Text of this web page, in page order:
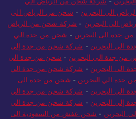
الى البحرين - شحن من الرياض الي
الي البحرين - شركة شحن من الرياض
جدة الى البحرين - شحن من جدة الي
الى البحرين - شركة شحن من جدة إلى
جدة الي البحرين - شحن من جدة الى
الى البحرين - شركة شحن من جدة الي
الي البحرين - شحن من جدة الى
الى البحرين - شركة شحن من جدة الي
إلى البحرين - شركة شحن من جدة الي
البحرين - شحن عفش من السعودية الى